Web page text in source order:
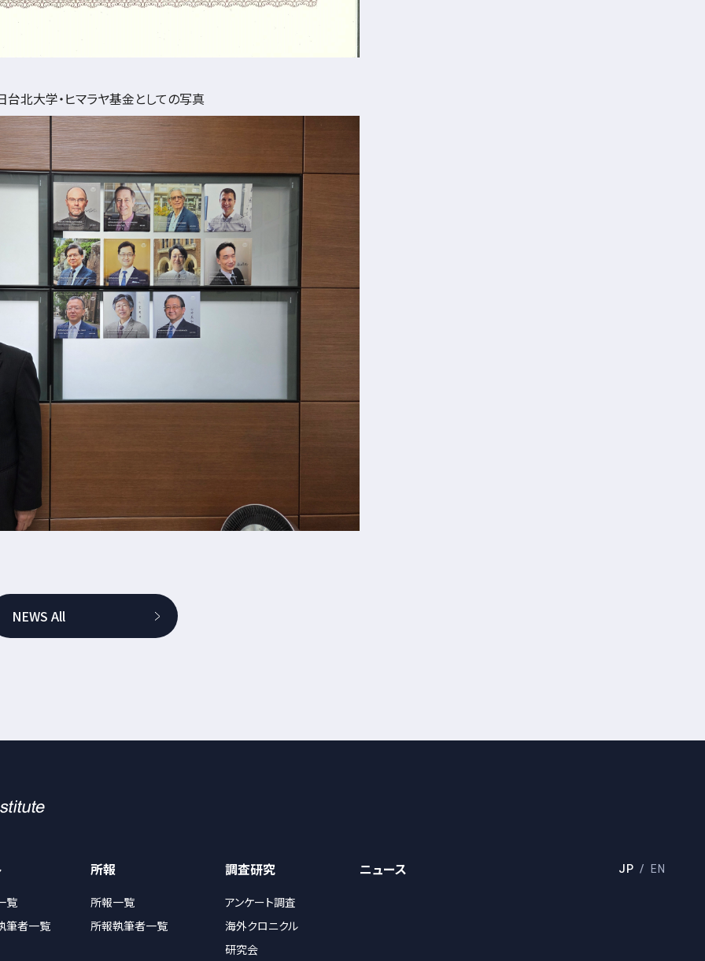
台北大学・ヒマラヤ基金としての写真
NEWS All
JP EN
覧
筆者一覧
所報
所報一覧
所報執筆者一覧
調査研究
アンケート調査
海外クロニクル
研究会
ニュース